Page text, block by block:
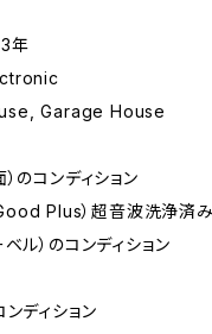
年
Garage House
のコンディション
Plus）超音波洗浄済み
ル）のコンディション
ンディション